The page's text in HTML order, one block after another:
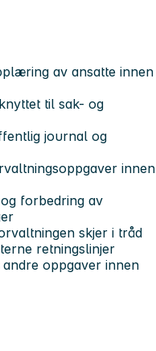
av ansatte innen
til sak- og
journal og
innen
forbedring av
skjer i tråd
retningslinjer
oppgaver innen